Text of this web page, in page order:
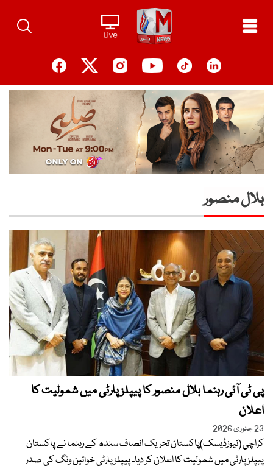
content
بلال منصور
پی ٹی آئی رہنما بلال منصور کا پیپلز پارٹی میں شمولیت کا
اعلان
23 جنوری 2026
کراچی (نیوزڈیسک)پاکستان تحریک انصاف سندھ کے رہنما نے پاکستان
پیپلز پارٹی میں شمولیت کا اعلان کر دیا۔ پیپلز پارٹی خواتین ونگ کی صدر